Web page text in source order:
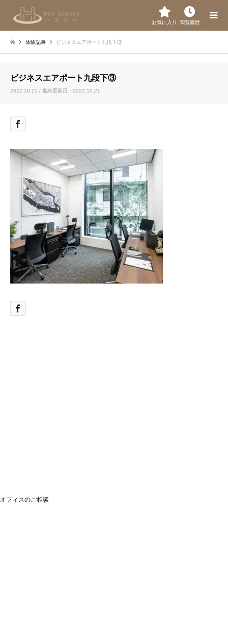
お気に入り 閲覧履歴
体験記事 ビジネスエアポート九段下③
ビジネスエアポート九段下③
2022.10.21 / 最終更新日：2022.10.21
オフィスのご相談